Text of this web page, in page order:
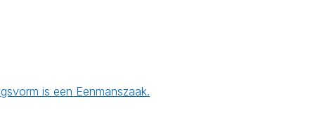
is een Eenmanszaak.